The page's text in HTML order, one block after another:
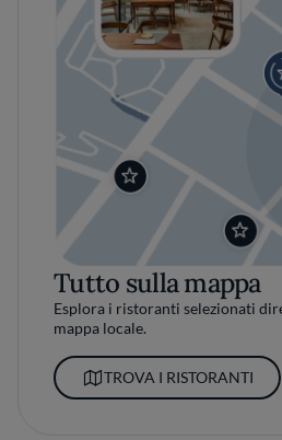
Tutto sulla mappa
Esplora i ristoranti selezionati
mappa locale.
TROVA I RISTORANTI